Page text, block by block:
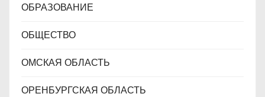
ОБРАЗОВАНИЕ
ОБЩЕСТВО
ОМСКАЯ ОБЛАСТЬ
ОРЕНБУРГСКАЯ ОБЛАСТЬ